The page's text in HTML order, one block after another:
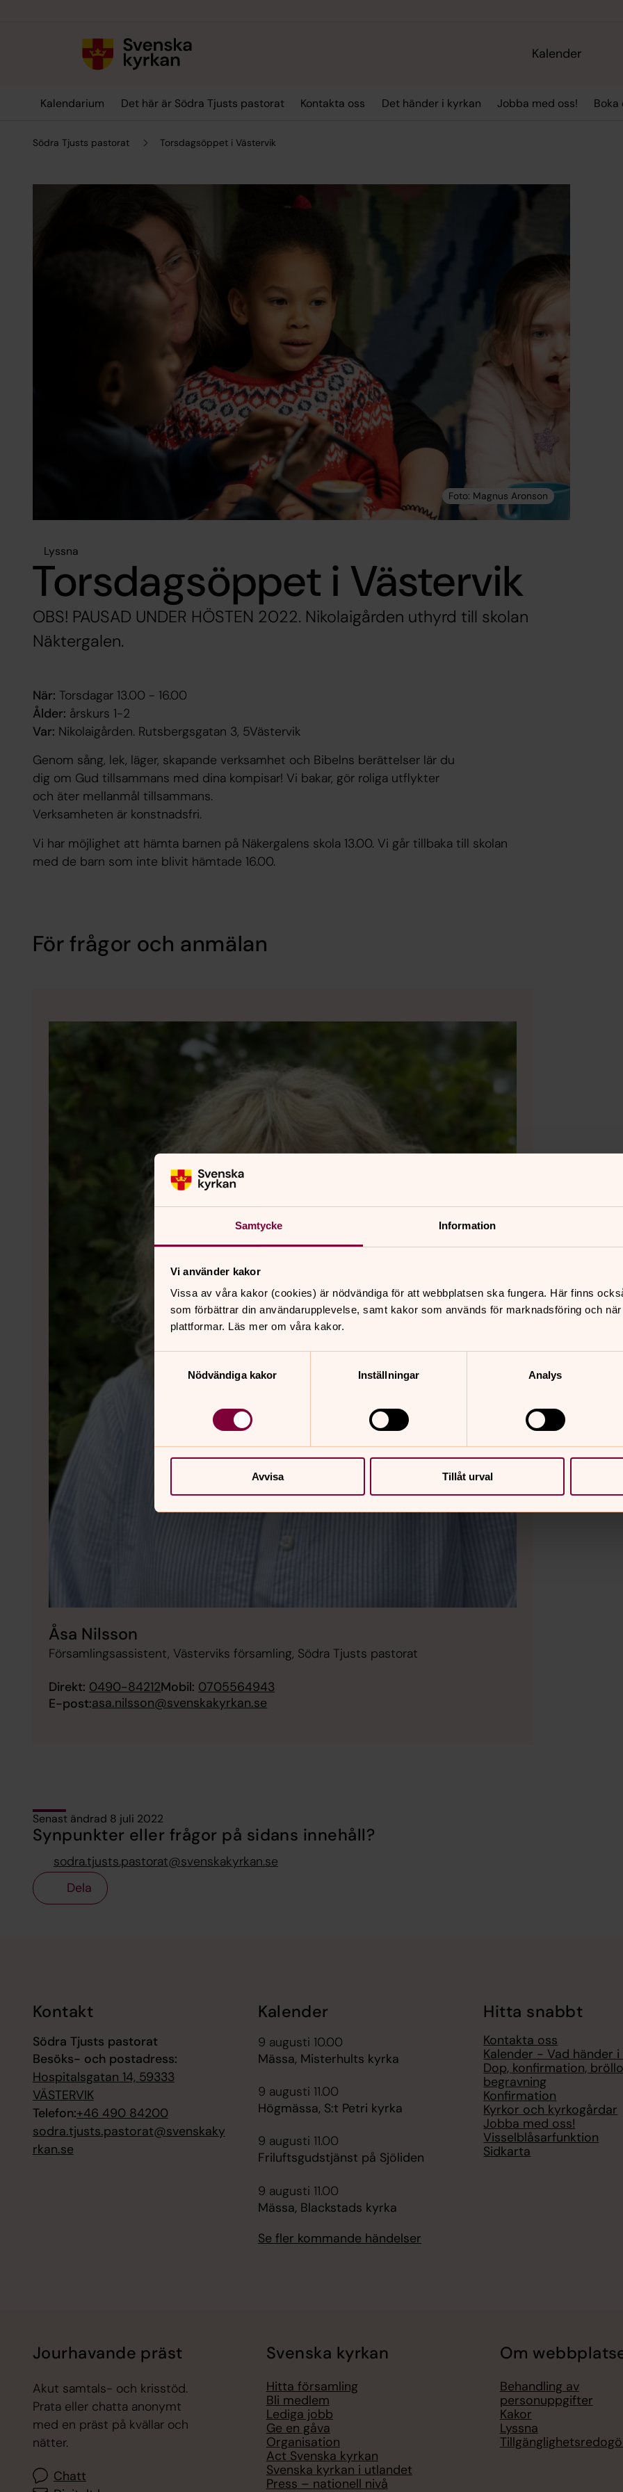
Samtycke Information
Vi använder kakor
Vissa av våra kakor (cookies) är nödvändiga för att webbplatsen ska fungera. Här finns
som förbättrar din användarupplevelse, samt kakor som används för marknadsföring och
plattformar. Läs mer om våra kakor.
Nödvändiga kakor
Inställningar Analys
Avvisa Tillåt urval
Kalender
Kalendarium Det här är Södra Tjusts pastorat Kontakta oss Det händer i kyrkan Jobba med oss! Boka
Södra Tjusts pastorat Torsdagsöppet i Västervik
Lyssna
Torsdagsöppet i Västervik
OBS! PAUSAD UNDER HÖSTEN 2022. Nikolaigården uthyrd till skolan
Näktergalen.
När: Torsdagar 13.00 - 16.00
Ålder: årskurs 1-2
Var: Nikolaigården. Rutsbergsgatan 3, 5Västervik
Genom sång, lek, läger, skapande verksamhet och Bibelns berättelser lär du
dig om Gud tillsammans med dina kompisar! Vi bakar, gör roliga utflykter
och äter mellanmål tillsammans.
Verksamheten är konstnadsfri.
Vi har möjlighet att hämta barnen på Näkergalens skola 13.00. Vi går tillbaka till skolan
med de barn som inte blivit hämtade 16.00.
För frågor och anmälan
Åsa Nilsson
Församlingsassistent, Västerviks församling, Södra Tjusts pastorat
Direkt: 0490-84212Mobil: 0705564943
E-post:asa.nilsson@svenskakyrkan.se
Senast ändrad 8 juli 2022
Synpunkter eller frågor på sidans innehåll?
sodra.tjusts.pastorat@svenskakyrkan.se
Dela
Kontakt
Södra Tjusts pastorat
Besöks- och postadress:
Hospitalsgatan 14, 59333
VÄSTERVIK
Telefon:+46 490 84200
sodra.tjusts.pastorat@svenskaky
rkan.se
Kalender
9 augusti 10.00
Mässa, Misterhults kyrka
9 augusti 11.00
Högmässa, S:t Petri kyrka
9 augusti 11.00
Friluftsgudstjänst på Sjöliden
9 augusti 11.00
Mässa, Blackstads kyrka
Se fler kommande händelser
Hitta snabbt
Kontakta oss
Kalender - Vad händer
Dop, konfirmation,
begravning
Konfirmation
Kyrkor och kyrkogårdar
Jobba med oss!
Visselblåsarfunktion
Sidkarta
Jourhavande präst
Akut samtals- och krisstöd.
Prata eller chatta anonymt
med en präst på kvällar och
nätter.
Chatt
Svenska kyrkan
Hitta församling
Bli medlem
Lediga jobb
Ge en gåva
Organisation
Act Svenska kyrkan
Svenska kyrkan i utlandet
Press – nationell nivå
Om
Behandling av
personuppgifter
Kakor
Lyssna